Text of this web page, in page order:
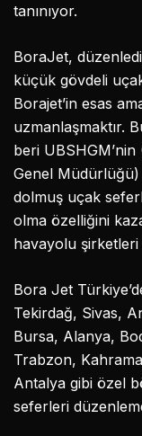
tanınıyor.
BoraJet,
küçük gövdeli
Borajet’in esas
uzmanlaşmaktır.
beri UBSHGM’nin
Genel Müdürlüğü)
dolmuş uçak
olma özelliğini
havayolu şirketleri
Bora Jet
Tekirdağ, Sivas,
Bursa, Alanya,
Trabzon,
Antalya gibi özel
seferleri